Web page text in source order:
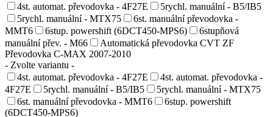
4st. automat. převodovka - 4F27E
5rychl. manuální - B5/IB5
5rychl. manuální - MTX75
6st. manuální převodovka -
MMT6
6stup. powershift (6DCT450-MPS6)
6stupňová
manuální přev. - M66
Automatická převodovka CVT ZF
Převodovka C-MAX 2007-2010
- Zvolte variantu -
4st. automat. převodovka - 4F27E
4st. automat. převodovka -
4F27E
5rychl. manuální - B5/IB5
5rychl. manuální - MTX75
6st. manuální převodovka - MMT6
6stup. powershift
(6DCT450-MPS6)